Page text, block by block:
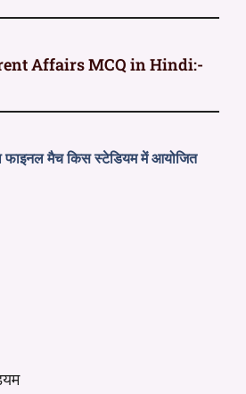
Affairs MCQ in Hindi:-
मैच किस स्टेडियम में आयोजित